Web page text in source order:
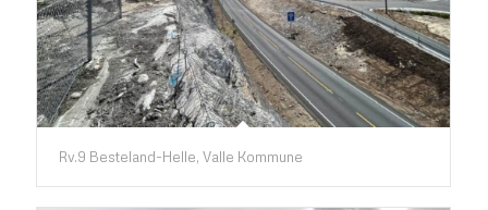
Rv.9 Besteland-Helle, Valle Kommune